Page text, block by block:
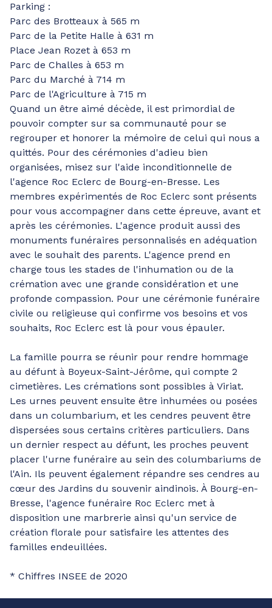
Parking :
Parc des Brotteaux à 565 m
Parc de la Petite Halle à 631 m
Place Jean Rozet à 653 m
Parc de Challes à 653 m
Parc du Marché à 714 m
Parc de l'Agriculture à 715 m
Quand un être aimé décède, il est primordial de
pouvoir compter sur sa communauté pour se
regrouper et honorer la mémoire de celui qui nous a
quittés. Pour des cérémonies d'adieu bien
organisées, misez sur l'aide inconditionnelle de
l'agence Roc Eclerc de Bourg-en-Bresse. Les
membres expérimentés de Roc Eclerc sont présents
pour vous accompagner dans cette épreuve, avant et
après les cérémonies. L'agence produit aussi des
monuments funéraires personnalisés en adéquation
avec le souhait des parents. L'agence prend en
charge tous les stades de l'inhumation ou de la
crémation avec une grande considération et une
profonde compassion. Pour une cérémonie funéraire
civile ou religieuse qui confirme vos besoins et vos
souhaits, Roc Eclerc est là pour vous épauler.
La famille pourra se réunir pour rendre hommage
au défunt à Boyeux-Saint-Jérôme, qui compte 2
cimetières. Les crémations sont possibles à Viriat.
Les urnes peuvent ensuite être inhumées ou posées
dans un columbarium, et les cendres peuvent être
dispersées sous certains critères particuliers. Dans
un dernier respect au défunt, les proches peuvent
placer l'urne funéraire au sein des columbariums de
l'Ain. Ils peuvent également répandre ses cendres au
cœur des Jardins du souvenir aindinois. À Bourg-en-
Bresse, l'agence funéraire Roc Eclerc met à
disposition une marbrerie ainsi qu'un service de
création florale pour satisfaire les attentes des
familles endeuillées.
* Chiffres INSEE de 2020